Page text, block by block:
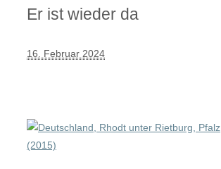
Er ist wieder da
16. Februar 2024